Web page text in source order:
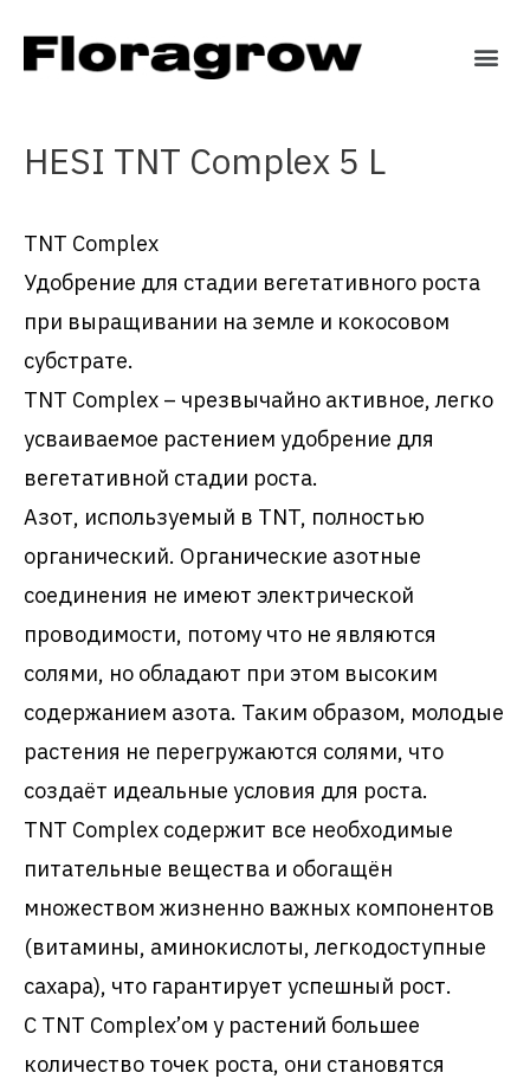
HESI TNT Complex 5 L
TNT Complex
Удобрение для стадии вегетативного роста
при выращивании на земле и кокосовом
субстрате.
TNT Complex – чрезвычайно активное, легко
усваиваемое растением удобрение для
вегетативной стадии роста.
Азот, используемый в TNT, полностью
органический. Органические азотные
соединения не имеют электрической
проводимости, потому что не являются
солями, но обладают при этом высоким
содержанием азота. Таким образом, молодые
растения не перегружаются солями, что
создаёт идеальные условия для роста.
TNT Complex содержит все необходимые
питательные вещества и обогащён
множеством жизненно важных компонентов
(витамины, аминокислоты, легкодоступные
сахара), что гарантирует успешный рост.
С TNT Complex’ом у растений большее
количество точек роста, они становятся